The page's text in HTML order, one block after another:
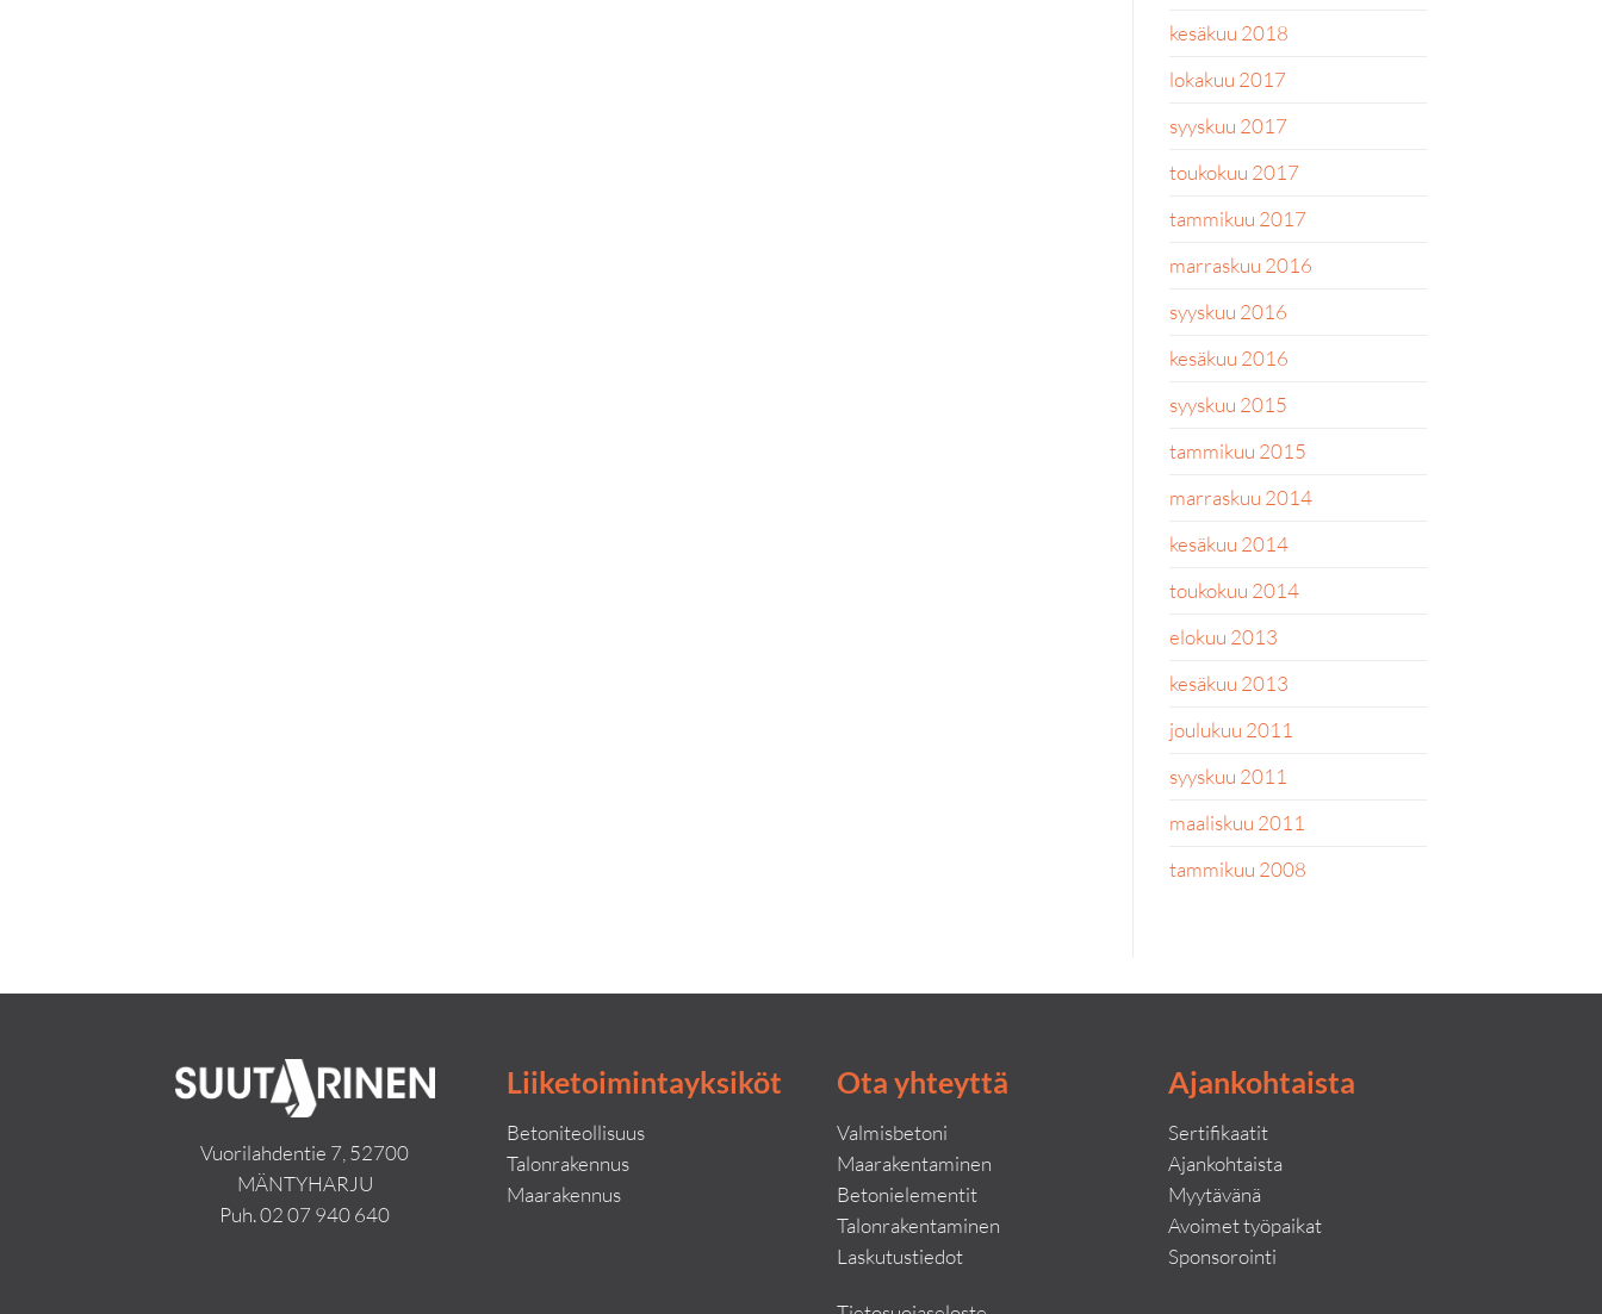
kesäkuu 2018
lokakuu 2017
syyskuu 2017
toukokuu 2017
tammikuu 2017
marraskuu 2016
syyskuu 2016
kesäkuu 2016
syyskuu 2015
tammikuu 2015
marraskuu 2014
kesäkuu 2014
toukokuu 2014
elokuu 2013
kesäkuu 2013
joulukuu 2011
syyskuu 2011
maaliskuu 2011
tammikuu 2008
Vuorilahdentie 7, 52700
MÄNTYHARJU
Puh.02 07 940 640
Liiketoimintayksiköt
Betoniteollisuus
Talonrakennus
Maarakennus
Ota yhteyttä
Valmisbetoni
Maarakentaminen
Betonielementit
Talonrakentaminen
Laskutustiedot
Ajankohtaista
Sertifikaatit
Ajankohtaista
Myytävänä
Avoimet työpaikat
Sponsorointi